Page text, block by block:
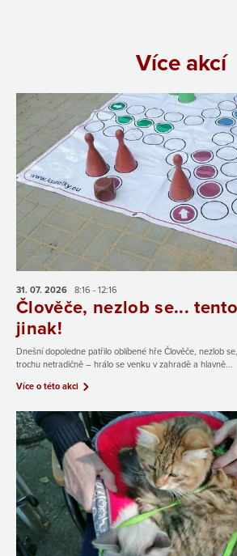
Více akcí
31. 07. 2026 8:16 - 12:16
Člověče, nezlob se...
jinak!
Dnešní dopoledne patřilo oblíbené hře Člověče, nezlob
trochu netradičně – hrálo se venku v zahradě a hlavně...
Více o této akci